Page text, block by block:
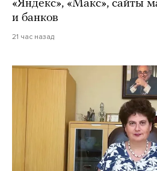
«Яндекс», «Макс», сайты
и банков
21 час назад